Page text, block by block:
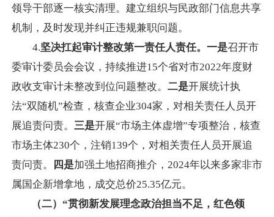
领导干部逐一核实清理。建立组织与民政部门信息共享
机制，及时发现并纠正违规兼职问题。
4.坚决扛起审计整改第一责任人责任。一是召开市
委审计委员会会议，持续推进15个省对市2022年度财
政收支审计未整改到位问题整改。 二是开展统计执
法“双随机”检查，核查企业304家，对相关责任人员开
展追责问责。 三是开展“市场主体虚增”专项整治，核查
市场主体230个，注销139个，对相关责任人员开展追
责问责。
四是加强土地招商推介，2024年以来多家非市
属国企新增拿地，成交总价25.35亿元。
（二）“贯彻新发展理念政治担当不足，红色领